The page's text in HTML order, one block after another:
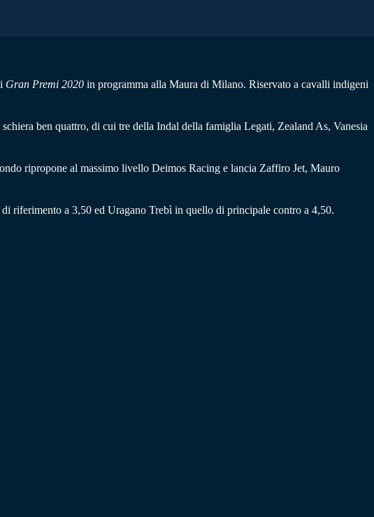
Gran Premi 2020 in programma alla Maura di Milano. Riservato a cavalli indigeni
schiera ben quattro, di cui tre della Indal della famiglia Legati, Zealand As, Vanesia
ripropone al massimo livello Deimos Racing e lancia Zaffiro Jet, Mauro
riferimento a 3,50 ed Uragano Trebì in quello di principale contro a 4,50.